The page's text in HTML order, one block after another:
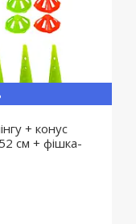
+ конус
см + фішка-